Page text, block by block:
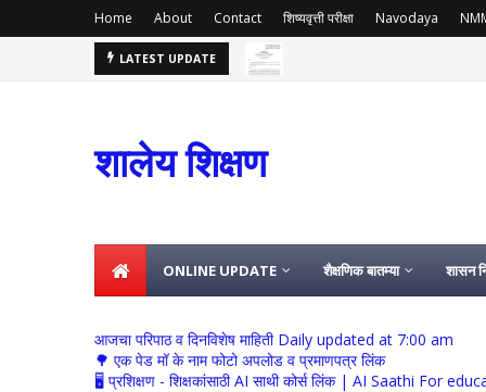
Home About Contact शिष्यवृत्ती परीक्षा Navodaya
LATEST UPDATE
शालेय शिक्षण
ONLINE UPDATE शैक्षणिक बातम्या शासन
आजचा परिपाठ व दिनविशेष माहिती Daily updated at 7:00 am
🌳 एक पेड मॉ के नाम फोटो अपलोड व प्रमाणपत्र लिंक
🖥 प्रशिक्षण - शिक्षकांसाठी AI साथी कोर्स लिंक | AI Saathi For